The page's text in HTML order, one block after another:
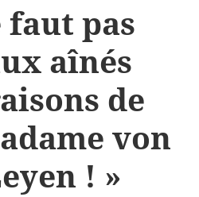
faut pas
aînés
de
von
! »